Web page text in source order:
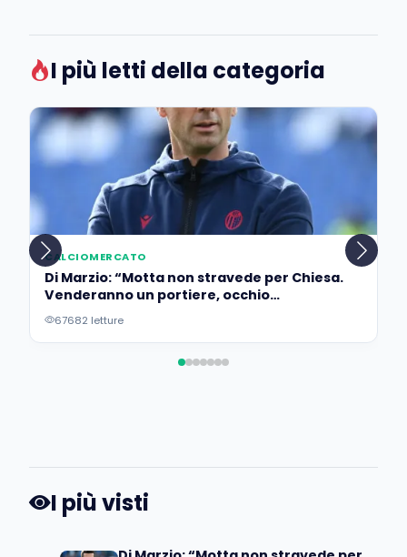
I più letti della categoria
CALCIOMERCATO
Di Marzio: “Motta non stravede per Chiesa.
Venderanno un portiere, occhio
all’operazione…”
67682 letture
I più visti